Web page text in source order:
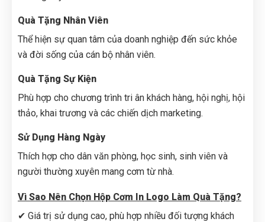
Quà Tặng Nhân Viên
Thể hiện sự quan tâm của doanh nghiệp đến sức khỏe
và đời sống của cán bộ nhân viên.
Quà Tặng Sự Kiện
Phù hợp cho chương trình tri ân khách hàng, hội nghị, hội
thảo, khai trương và các chiến dịch marketing.
Sử Dụng Hàng Ngày
Thích hợp cho dân văn phòng, học sinh, sinh viên và
người thường xuyên mang cơm từ nhà.
Vì Sao Nên Chọn Hộp Cơm In Logo Làm Quà Tặng?
✔ Giá trị sử dụng cao, phù hợp nhiều đối tượng khách